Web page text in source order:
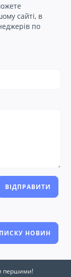
сайті, в
по
ВІДПРАВИТИ
НОВИН
першими!